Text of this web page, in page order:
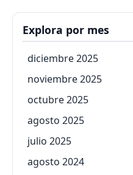
Explora por mes
diciembre 2025
noviembre 2025
octubre 2025
agosto 2025
julio 2025
agosto 2024